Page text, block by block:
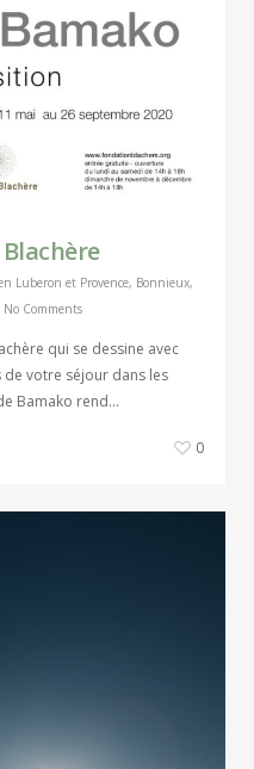
Luberon et Provence, Bonnieux,
No Comments
qui se dessine avec
votre séjour dans les
Bamako rend…
0